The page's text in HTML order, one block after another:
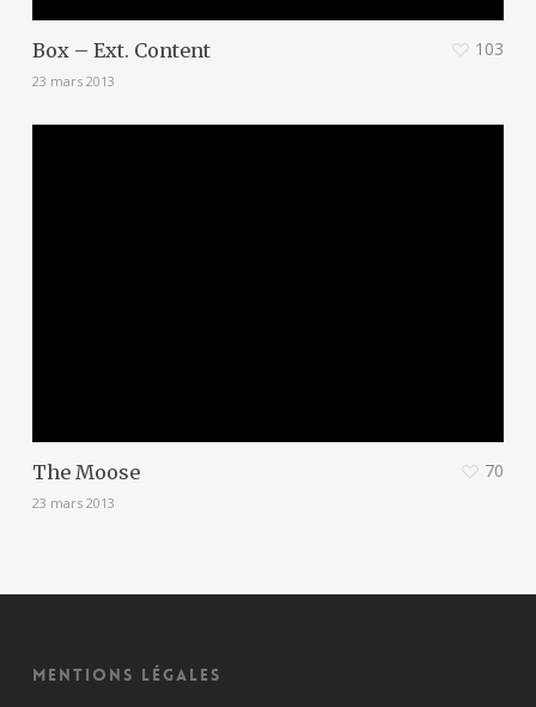
Box – Ext. Content
23 mars 2013
103
The Moose
23 mars 2013
70
Mentions Légales